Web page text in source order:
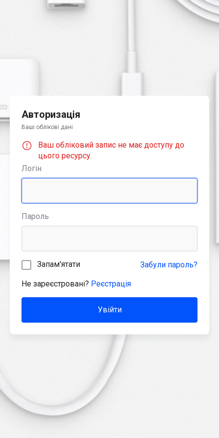
Авторизація
Ваші облікові дані
Ваш обліковий запис не має доступу до
цього ресурсу.
Логін
Пароль
Запам'ятати Забули пароль?
Не зареєстровані? Реєстрація